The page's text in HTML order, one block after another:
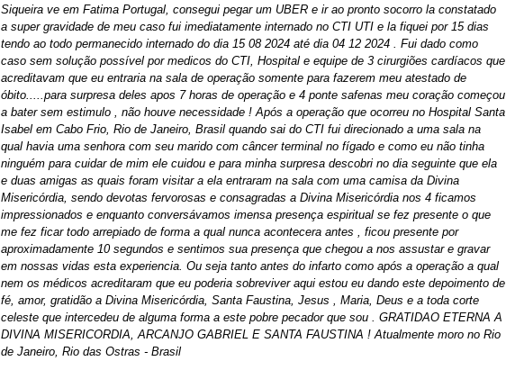
Siqueira ve em Fatima Portugal, consegui pegar um UBER e ir ao pronto socorro la constatado
a super gravidade de meu caso fui imediatamente internado no CTI UTI e la fiquei por 15 dias
tendo ao todo permanecido internado do dia 15 08 2024 até dia 04 12 2024 . Fui dado como
caso sem solução possível por medicos do CTI, Hospital e equipe de 3 cirurgiões cardíacos que
acreditavam que eu entraria na sala de operação somente para fazerem meu atestado de
óbito.....para surpresa deles apos 7 horas de operação e 4 ponte safenas meu coração começou
a bater sem estimulo , não houve necessidade ! Após a operação que ocorreu no Hospital Santa
Isabel em Cabo Frio, Rio de Janeiro, Brasil quando sai do CTI fui direcionado a uma sala na
qual havia uma senhora com seu marido com câncer terminal no fígado e como eu não tinha
ninguém para cuidar de mim ele cuidou e para minha surpresa descobri no dia seguinte que ela
e duas amigas as quais foram visitar a ela entraram na sala com uma camisa da Divina
Misericórdia, sendo devotas fervorosas e consagradas a Divina Misericórdia nos 4 ficamos
impressionados e enquanto conversávamos imensa presença espiritual se fez presente o que
me fez ficar todo arrepiado de forma a qual nunca acontecera antes , ficou presente por
aproximadamente 10 segundos e sentimos sua presença que chegou a nos assustar e gravar
em nossas vidas esta experiencia. Ou seja tanto antes do infarto como após a operação a qual
nem os médicos acreditaram que eu poderia sobreviver aqui estou eu dando este depoimento de
fé, amor, gratidão a Divina Misericórdia, Santa Faustina, Jesus , Maria, Deus e a toda corte
celeste que intercedeu de alguma forma a este pobre pecador que sou . GRATIDAO ETERNA A
DIVINA MISERICORDIA, ARCANJO GABRIEL E SANTA FAUSTINA ! Atualmente moro no Rio
de Janeiro, Rio das Ostras - Brasil